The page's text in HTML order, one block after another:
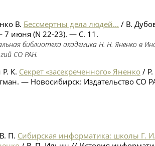
В. Бессмертны дела людей... / В.
7 июня (N 22-23). — С. 11.
библиотека академика Н. Н. Яненко в
СО РАН.
К. Секрет «засекреченного» Яненко /
— Новосибирск: Издательство СО
П. Сибирская информатика: школы Г.